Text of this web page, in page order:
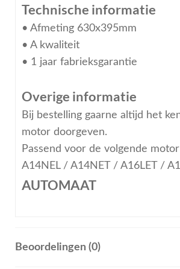
Technische informatie
• Afmeting 630x395mm
• A kwaliteit
• 1 jaar fabrieksgarantie
Overige informatie
Bij bestelling gaarne altijd het
motor doorgeven.
Passend voor de volgende motor
A14NEL / A14NET / A16LET /
AUTOMAAT
Beoordelingen (0)